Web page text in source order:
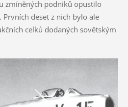
zmíněných podniků opustilo
deset z nich bylo ale
celků dodaných sovětským